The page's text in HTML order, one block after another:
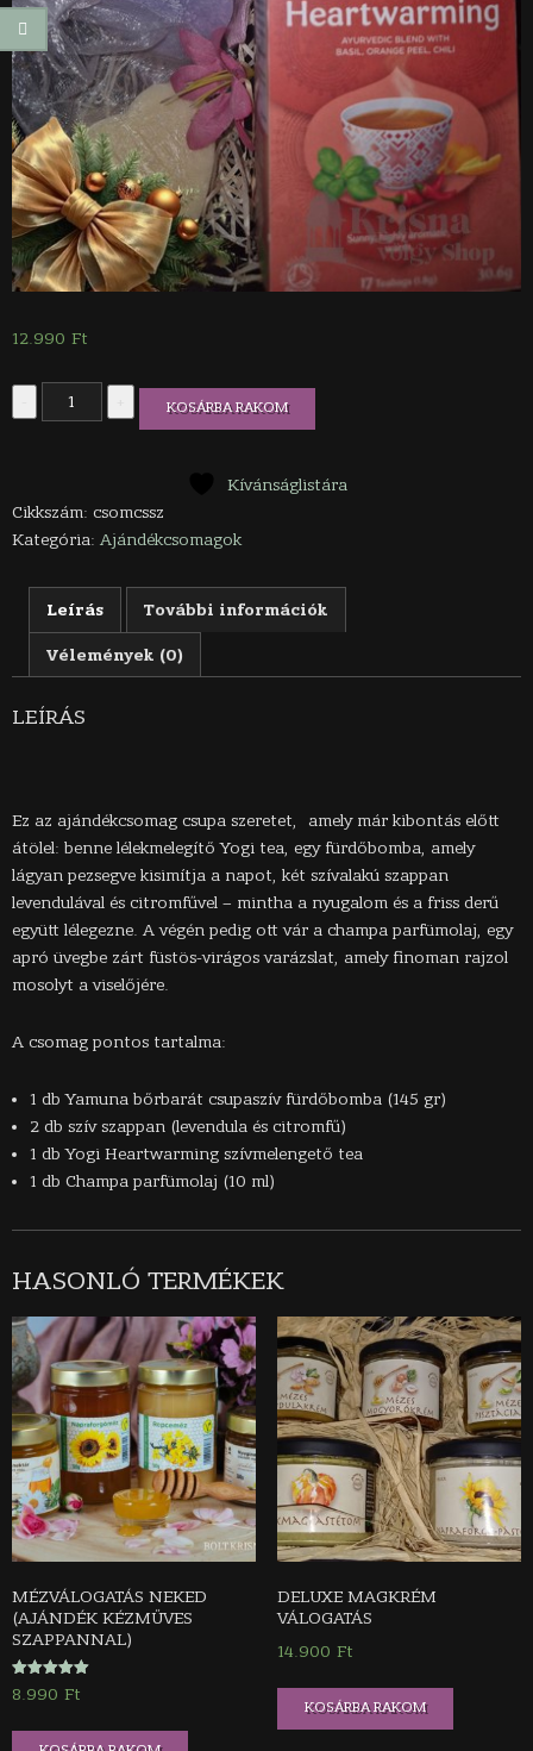
12.990 Ft
Csupaszív
ajándékcsomagKOSÁRBA RAKOM
Kívánságlistára
Cikkszám: csomcssz
Kategória: Ajándékcsomagok
Leírás További információk
Vélemények (0)
LEÍRÁS
Ez az ajándékcsomag csupa szeretet, amely már kibontás előtt
átölel: benne lélekmelegítő Yogi tea, egy fürdőbomba, amely
lágyan pezsegve kisimítja a napot, két szívalakú szappan
levendulával és citromfűvel – mintha a nyugalom és a friss derű
együtt lélegezne. A végén pedig ott vár a champa parfümolaj, egy
apró üvegbe zárt füstös-virágos varázslat, amely finoman rajzol
mosolyt a viselőjére.
A csomag pontos tartalma:
1 db Yamuna bőrbarát csupaszív fürdőbomba (145 gr)
2 db szív szappan (levendula és citromfű)
1 db Yogi Heartwarming szívmelengető tea
1 db Champa parfümolaj (10 ml)
HASONLÓ TERMÉKEK
MÉZVÁLOGATÁS NEKED
(AJÁNDÉK KÉZMŰVES
SZAPPANNAL)
Értékelés:
5.00
8.990 Ft
DELUXE MAGKRÉM
VÁLOGATÁS
14.900 Ft
KOSÁRBA RAKOM